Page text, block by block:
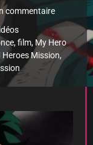
commentaire
,film, My Hero
Mission,